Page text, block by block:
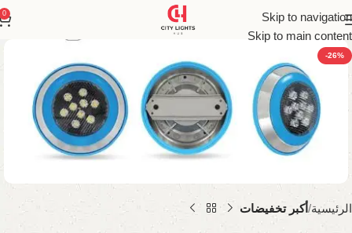
Skip to navigation
Skip to main content
0
-26%
الرئيسية أكبر تخفيضات